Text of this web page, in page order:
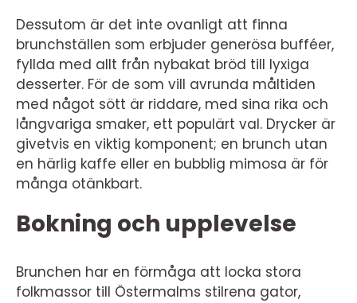
Dessutom är det inte ovanligt att finna
brunchställen som erbjuder generösa bufféer,
fyllda med allt från nybakat bröd till lyxiga
desserter. För de som vill avrunda måltiden
med något sött är riddare, med sina rika och
långvariga smaker, ett populärt val. Drycker är
givetvis en viktig komponent; en brunch utan
en härlig kaffe eller en bubblig mimosa är för
många otänkbart.
Bokning och upplevelse
Brunchen har en förmåga att locka stora
folkmassor till Östermalms stilrena gator,